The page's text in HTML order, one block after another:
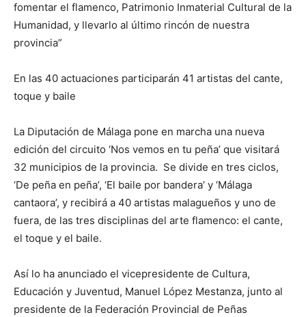
fomentar el flamenco, Patrimonio Inmaterial Cultural de la
Humanidad, y llevarlo al último rincón de nuestra
provincia”
En las 40 actuaciones participarán 41 artistas del cante,
toque y baile
La Diputación de Málaga pone en marcha una nueva
edición del circuito ‘Nos vemos en tu peña’ que visitará
32 municipios de la provincia. Se divide en tres ciclos,
‘De peña en peña’, ‘El baile por bandera’ y ‘Málaga
cantaora’, y recibirá a 40 artistas malagueños y uno de
fuera, de las tres disciplinas del arte flamenco: el cante,
el toque y el baile.
Así lo ha anunciado el vicepresidente de Cultura,
Educación y Juventud, Manuel López Mestanza, junto al
presidente de la Federación Provincial de Peñas